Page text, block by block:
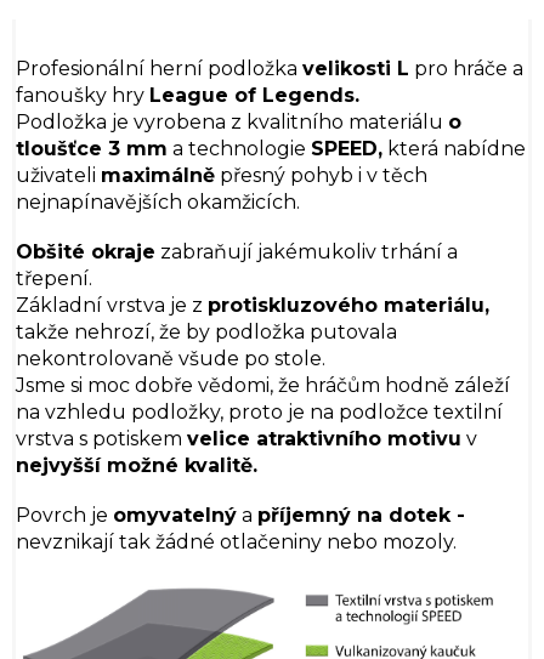
Profesionální herní podložka velikosti L pro hráče a
fanoušky hry League of Legends.
Podložka je vyrobena z kvalitního materiálu o
tloušťce 3 mm a technologie SPEED, která nabídne
uživateli maximálně přesný pohyb i v těch
nejnapínavějších okamžicích.
Obšité okraje zabraňují jakémukoliv trhání a
třepení.
Základní vrstva je z protiskluzového materiálu,
takže nehrozí, že by podložka putovala
nekontrolovaně všude po stole.
Jsme si moc dobře vědomi, že hráčům hodně záleží
na vzhledu podložky, proto je na podložce textilní
vrstva s potiskem velice atraktivního motivu v
nejvyšší možné kvalitě.
Povrch je omyvatelný a příjemný na dotek -
nevznikají tak žádné otlačeniny nebo mozoly.